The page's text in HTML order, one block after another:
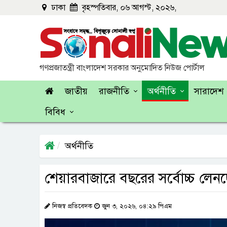
ঢাকা বৃহস্পতিবার, ০৬ আগস্ট, ২০২৬,
গণপ্রজাতন্ত্রী বাংলাদেশ সরকার অনুমোদিত নিউজ পোর্টাল
জাতীয় রাজনীতি অর্থনীতি সারাদেশ
বিবিধ
অর্থনীতি
শেয়ারবাজারে বছরের সর্বোচ্চ
নিজস্ব প্রতিবেদক জুন ৩, ২০২৬, ০৪:২৯ পিএম